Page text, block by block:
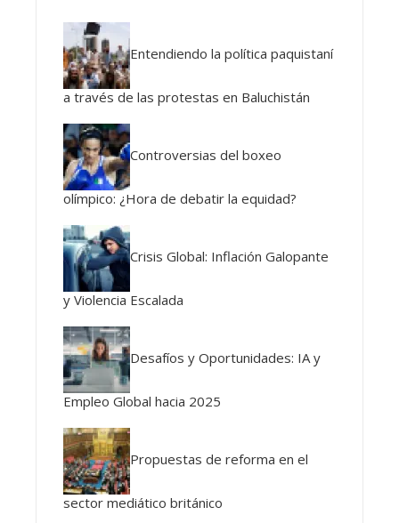
Entendiendo la política paquistaní
a través de las protestas en Baluchistán
Controversias del boxeo
olímpico: ¿Hora de debatir la equidad?
Crisis Global: Inflación Galopante
y Violencia Escalada
Desafíos y Oportunidades: IA y
Empleo Global hacia 2025
Propuestas de reforma en el
sector mediático británico